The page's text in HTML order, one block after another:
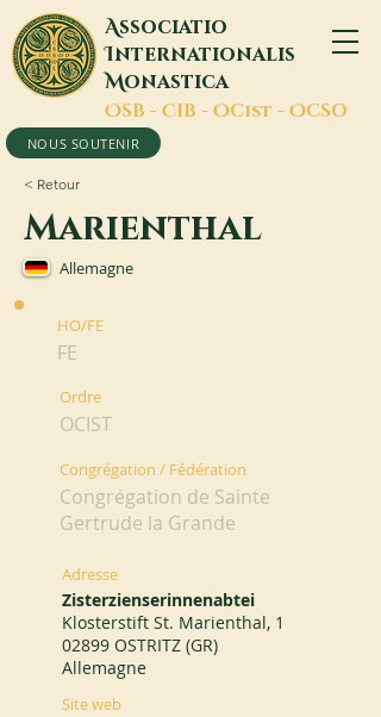
Associatio
Internationalis
Monastica
OSB - CIB - OCist - OCSO
NOUS SOUTENIR
< Retour
Marienthal
Allemagne
HO/FE
FE
Ordre
OCIST
Congrégation / Fédération
Congrégation de Sainte
Gertrude la Grande
Adresse
Zisterzienserinnenabtei
Klosterstift St. Marienthal, 1
02899 OSTRITZ (GR)
Allemagne
Site web